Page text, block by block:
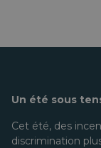
Un été sous
Cet été, des
discrimination